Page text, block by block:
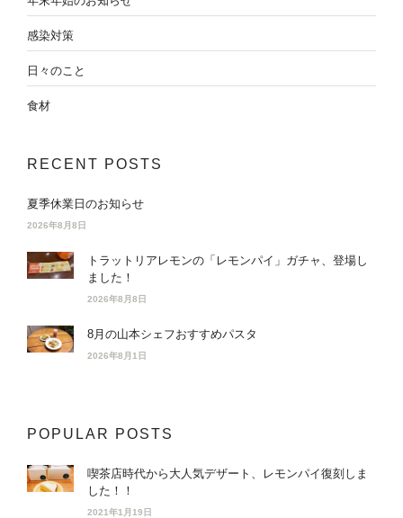
感染対策
日々のこと
食材
RECENT POSTS
夏季休業日のお知らせ
2026年8月8日
トラットリアレモンの「レモンパイ」ガチャ、登場し
ました！
2026年8月8日
8月の山本シェフおすすめパスタ
2026年8月1日
POPULAR POSTS
喫茶店時代から大人気デザート、レモンパイ復刻しま
した！！
2021年1月19日